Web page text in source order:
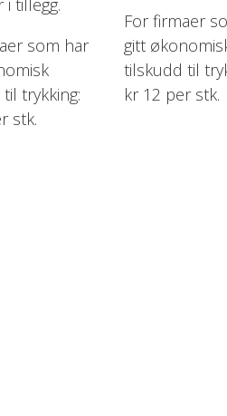
i tillegg.
som har
trykking:
stk.
For firmaer
gitt
tilskudd til
kr 12 per stk.